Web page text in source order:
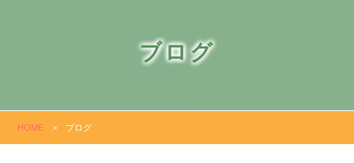
ブログ
HOME > ブログ